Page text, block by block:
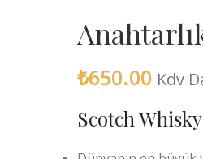
₺650.00 Kdv
Scotch